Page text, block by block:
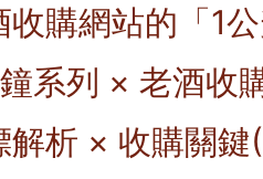
購網站的「1
系列 × 老酒收
解析 × 收購關鍵